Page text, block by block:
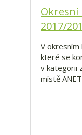
Okresní
2017/
V
které se
v kategorii
místě